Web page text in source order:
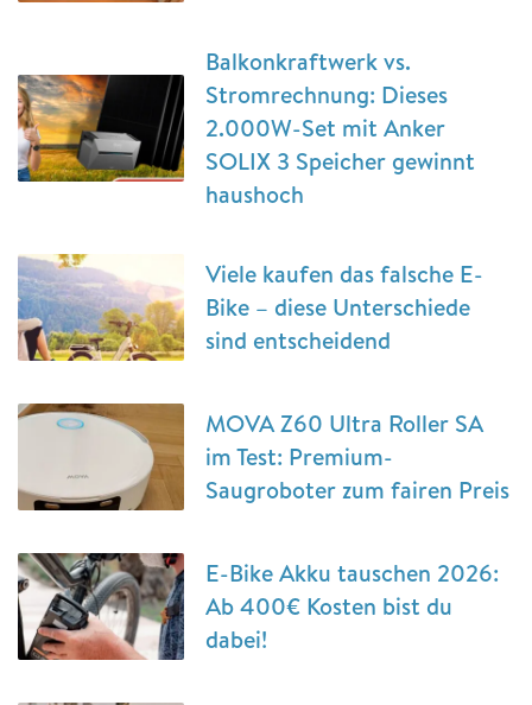
Balkonkraftwerk vs.
Stromrechnung: Dieses
2.000W-Set mit Anker
SOLIX 3 Speicher gewinnt
haushoch
Viele kaufen das falsche E-
Bike – diese Unterschiede
sind entscheidend
MOVA Z60 Ultra Roller SA
im Test: Premium-
Saugroboter zum fairen Preis
E-Bike Akku tauschen 2026:
Ab 400€ Kosten bist du
dabei!